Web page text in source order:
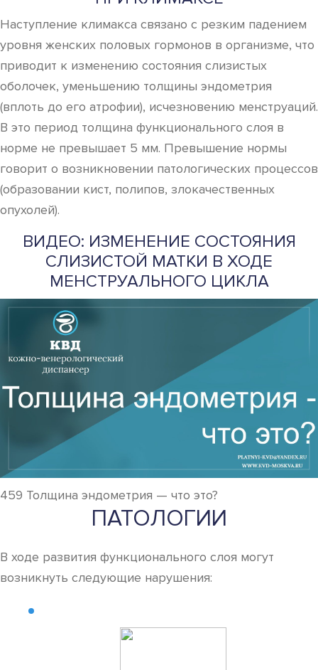
Наступление климакса связано с резким падением
уровня женских половых гормонов в организме, что
приводит к изменению состояния слизистых
оболочек, уменьшению толщины эндометрия
(вплоть до его атрофии), исчезновению менструаций.
В это период толщина функционального слоя в
норме не превышает 5 мм. Превышение нормы
говорит о возникновении патологических процессов
(образовании кист, полипов, злокачественных
опухолей).
ВИДЕО: ИЗМЕНЕНИЕ СОСТОЯНИЯ
СЛИЗИСТОЙ МАТКИ В ХОДЕ
МЕНСТРУАЛЬНОГО ЦИКЛА
459 Толщина эндометрия — что это?
ПАТОЛОГИИ
В ходе развития функционального слоя могут
возникнуть следующие нарушения: